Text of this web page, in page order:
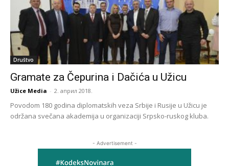
Društvo
Gramate za Čepurina i Dačića u Užicu
Užice Media - 2. април 2018.
Povodom 180 godina diplomatskih veza Srbije i Rusije u Užicu je
održana svečana akademija u organizaciji Srpsko-ruskog kluba.
- Advertisement -